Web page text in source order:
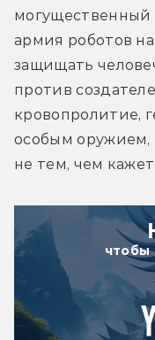
могущественный
армия роботов
защищать
против
кровопролитие,
особым оружием,
не тем, чем
чтобы